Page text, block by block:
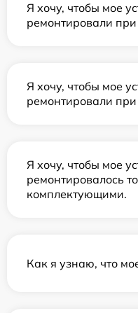
Я хочу, чтобы мое
ремонтировали
Я хочу, чтобы мое
ремонтировали
Я хочу, чтобы мое
ремонтировалось
комплектующими.
Как я узнаю, что